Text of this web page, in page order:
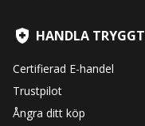
HANDLA TRYGGT
Certifierad E-handel
Trustpilot
Ångra ditt köp